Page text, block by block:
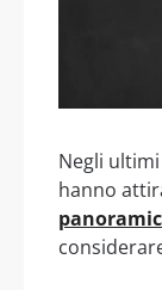
Negli
hanno